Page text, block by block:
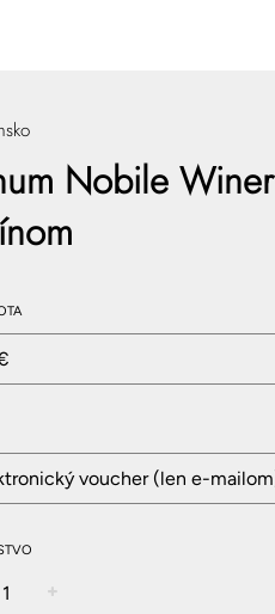
Nobile